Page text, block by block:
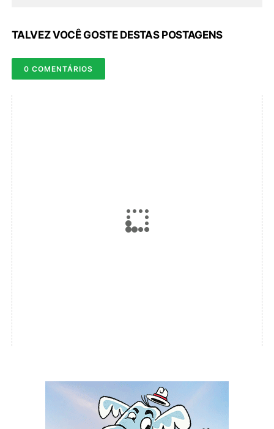
TALVEZ VOCÊ GOSTE DESTAS POSTAGENS
0 COMENTÁRIOS